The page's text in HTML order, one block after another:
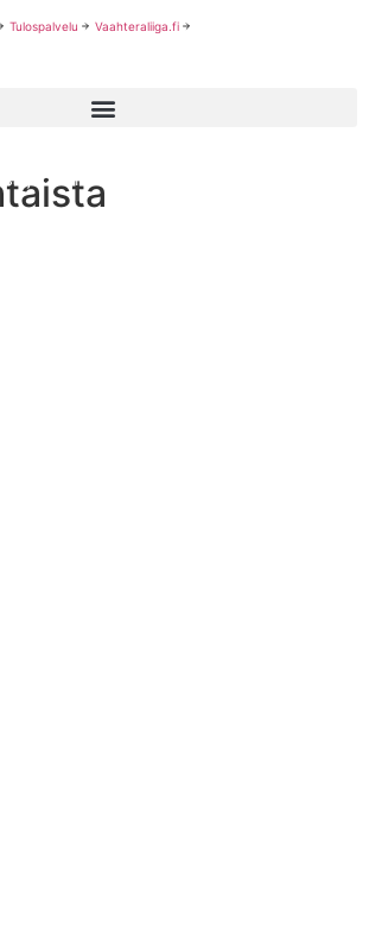
Tulospalvelu Vaahteraliiga.fi
2021 kuudella joukkueella